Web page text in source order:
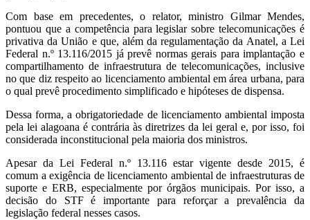
Com base em precedentes, o relator, ministro Gilmar Mendes,
pontuou que a competência para legislar sobre telecomunicações é
privativa da União e que, além da regulamentação da Anatel, a Lei
Federal n.º 13.116/2015 já prevê normas gerais para implantação e
compartilhamento de infraestrutura de telecomunicações, inclusive
no que diz respeito ao licenciamento ambiental em área urbana, para
o qual prevê procedimento simplificado e hipóteses de dispensa.
Dessa forma, a obrigatoriedade de licenciamento ambiental imposta
pela lei alagoana é contrária às diretrizes da lei geral e, por isso, foi
considerada inconstitucional pela maioria dos ministros.
Apesar da Lei Federal n.º 13.116 estar vigente desde 2015, é
comum a exigência de licenciamento ambiental de infraestruturas de
suporte e ERB, especialmente por órgãos municipais. Por isso, a
decisão do STF é importante para reforçar a prevalência da
legislação federal nesses casos.